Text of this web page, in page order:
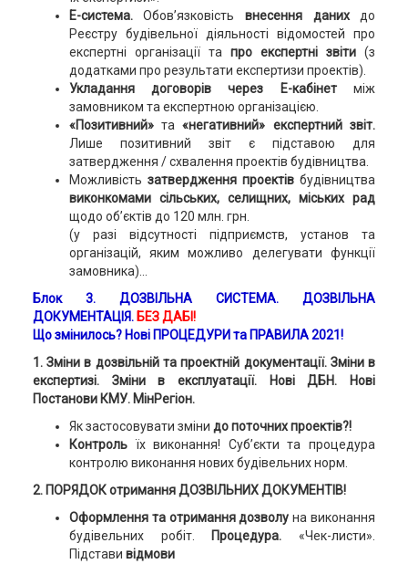
Е-система.Обов’язковість внесення данихдо
Реєстру будівельної діяльності відомостей про
експертні організації та про експертні звіти(з
додатками про результати експертизи проектів).
Укладання договорів через E-кабінетміж
замовником та експертною організацією.
«Позитивний»та«негативний» експертний звіт.
Лише позитивний звіт є підставою для
затвердження / схвалення проектів будівництва.
Можливість затвердження проектівбудівництва
виконкомами сільських, селищних, міських рад
щодо об’єктів до 120 млн. грн.
(у разі відсутності підприємств, установ та
організацій, яким можливо делегувати функції
замовника)…
Блок 3. ДОЗВІЛЬНА СИСТЕМА. ДОЗВІЛЬНА
ДОКУМЕНТАЦІЯ. БЕЗ ДАБІ!
Що змінилось? Нові ПРОЦЕДУРИ та ПРАВИЛА 2021!
1. Зміни в дозвільній та проектній документації. Зміни в
експертизі. Зміни в експлуатації. Нові ДБН. Нові
Постанови КМУ. МінРегіон.
Як застосовувати зміни до поточних проектів?!
Контроль їх виконання! Суб’єкти та процедура
контролю виконання нових будівельних норм.
2. ПОРЯДОКотримання ДОЗВІЛЬНИХ ДОКУМЕНТІВ!
Оформлення та отримання дозволуна виконання
будівельних робіт.
Процедура.«Чек-листи».
Підстави відмови